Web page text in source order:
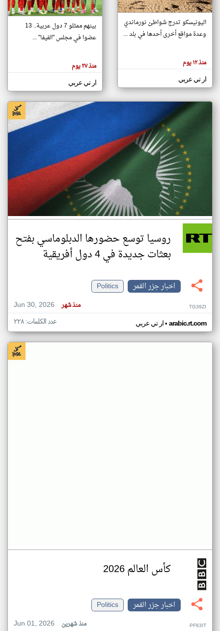
تغيير الدولة
اخبار جزر القمر على مدار الساعة
أهم اخبار جزر القمر العاجلة والمباشرة
هنا عن
وجهة
كاتبيها.
اليونيسكو تدرج شواطئ نورماندي
وعدة مواقع أخرى أحدها في بلد ...
منذ ١٢ يوم
ار تي عربي
بينهم ممثلو 7 دول عربية.. 13
عضوا في مجلس "الفيفا" ...
منذ ٢٧ يوم
ار تي عربي
روسيا توسع حضورها الدبلوماسي بفتح
بعثات جديدة في 4 دول أفريقية
اخبار جزر القمر
Politics
Jun 30, 2026
منذ شهر TG39ZI
ار تي عربي• arabic.rt.com عدد الكلمات: ٢٢٨
كأس العالم 2026
اخبار جزر القمر
Politics
Jun 01, 2026
منذ شهرين PF63IT
klyoum.com